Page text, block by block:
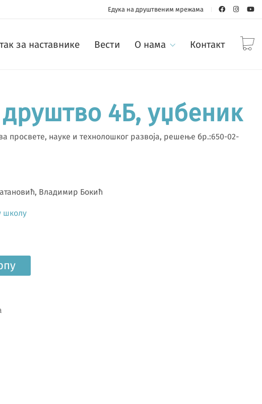
Едука на друштвеним мрежама
за наставнике Вести О нама Контакт
4Б, уџбеник
просвете, науке и технолошког развоја, решење бр.:650-02-
Владимир Бокић
школу